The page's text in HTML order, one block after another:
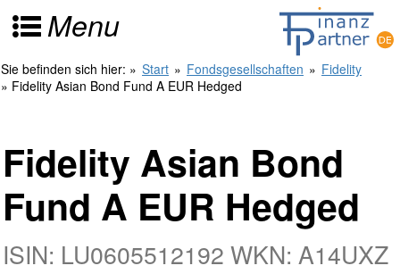
Menu
Sie befinden sich hier: » Start » Fondsgesellschaften » Fidelity
» Fidelity Asian Bond Fund A EUR Hedged
Fidelity Asian Bond
Fund A EUR Hedged
ISIN: LU0605512192 WKN: A14UXZ